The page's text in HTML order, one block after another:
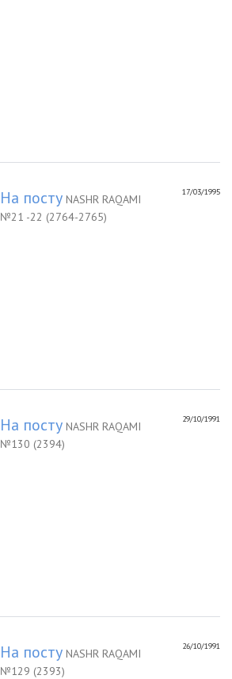
17/03/1995
На посту NASHR RAQAMI
№21 -22 (2764-2765)
29/10/1991
На посту NASHR RAQAMI
№130 (2394)
26/10/1991
На посту NASHR RAQAMI
№129 (2393)